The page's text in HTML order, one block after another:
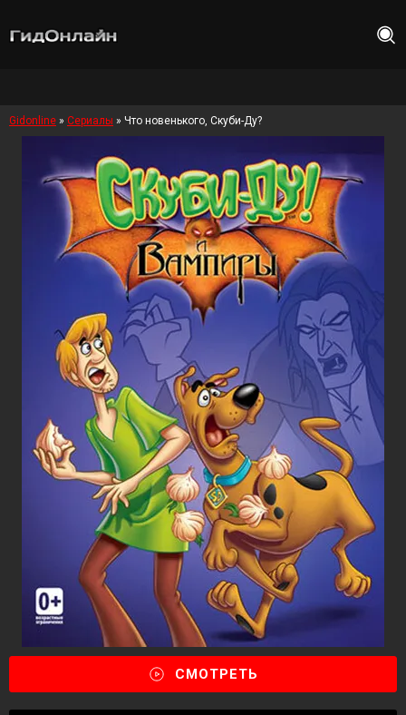
Gidonline » Сериалы » Что новенького, Скуби-Ду?
СМОТРЕТЬ